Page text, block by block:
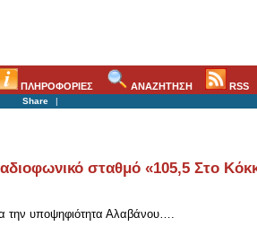
ΠΛΗΡΟΦΟΡΙΕΣ ΑΝΑΖΗΤΗΣΗ RSS
Share |
σταθμό «105,5 Στο
την υποψηφιότητα Αλαβάνου….